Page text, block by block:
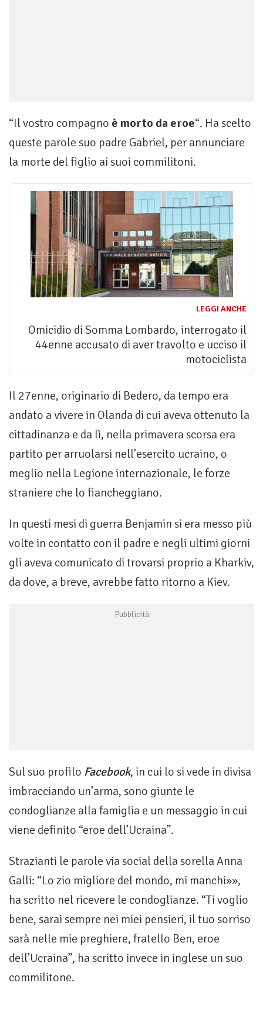
“Il vostro compagno è morto da eroe“. Ha scelto
queste parole suo padre Gabriel, per annunciare
la morte del figlio ai suoi commilitoni.
LEGGI ANCHE
Omicidio di Somma Lombardo, interrogato il
44enne accusato di aver travolto e ucciso il
motociclista
Il 27enne, originario di Bedero, da tempo era
andato a vivere in Olanda di cui aveva ottenuto la
cittadinanza e da lì, nella primavera scorsa era
partito per arruolarsi nell’esercito ucraino, o
meglio nella Legione internazionale, le forze
straniere che lo fiancheggiano.
In questi mesi di guerra Benjamin si era messo più
volte in contatto con il padre e negli ultimi giorni
gli aveva comunicato di trovarsi proprio a Kharkiv,
da dove, a breve, avrebbe fatto ritorno a Kiev.
Sul suo profilo Facebook, in cui lo si vede in divisa
imbracciando un’arma, sono giunte le
condoglianze alla famiglia e un messaggio in cui
viene definito “eroe dell’Ucraina”.
Strazianti le parole via social della sorella Anna
Galli: “Lo zio migliore del mondo, mi manchi»»,
ha scritto nel ricevere le condoglianze. “Ti voglio
bene, sarai sempre nei miei pensieri, il tuo sorriso
sarà nelle mie preghiere, fratello Ben, eroe
dell’Ucraina”, ha scritto invece in inglese un suo
commilitone.